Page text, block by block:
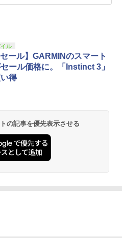
ル
ール】GARMINのスマート
ール価格に。「Instinct 3」
得
の記事を優先表示させる